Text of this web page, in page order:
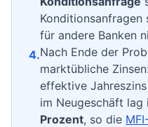
Konditionsanfragen
für andere Banken
4.Nach Ende der
marktübliche
effektive
im Neugeschäft
Prozent, so die